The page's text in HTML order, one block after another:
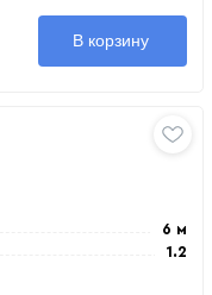
В корзину
6 м
1.2